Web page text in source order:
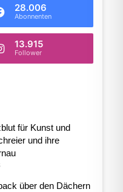
28.006
Abonnenten
13.915
Follower
für Kunst und
und ihre
über den Dächern